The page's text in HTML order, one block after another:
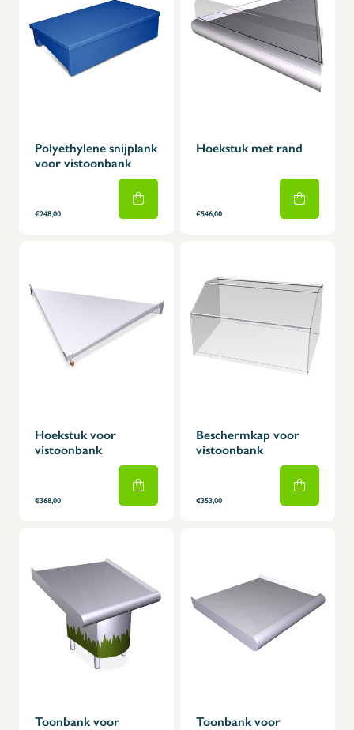
Polyethylene snijplank
voor vistoonbank
€248,00
Hoekstuk met rand
€546,00
Hoekstuk voor
vistoonbank
€368,00
Beschermkap voor
vistoonbank
€353,00
Toonbank voor
Toonbank voor